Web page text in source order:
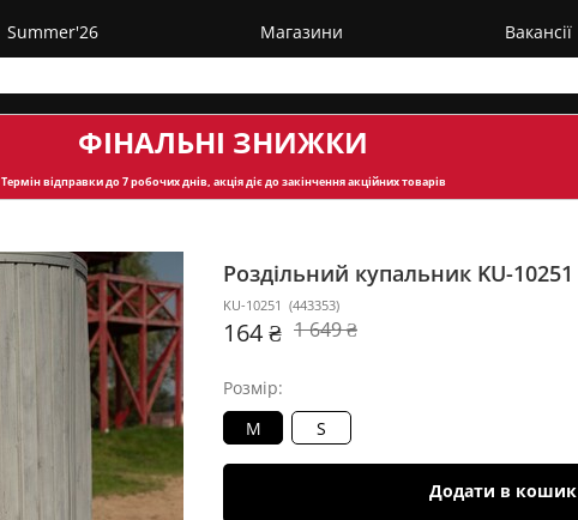
Summer'26 Магазини Вакансії
ФІНАЛЬНІ ЗНИЖКИ
Термін відправкидо 7 робочих днів, акція діє до закінчення акційних товарів
Роздільний купальник KU-10251
KU-10251 (443353)
164 ₴ 1 649 ₴
Розмір:
M
S
Додати в кошик